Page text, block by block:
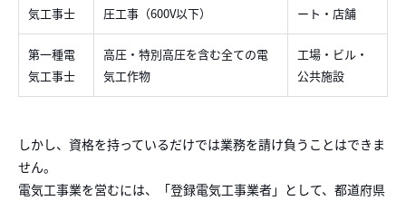
気工事士 圧工事（600V以下） ート・店舗
第一種電
気工事士
高圧・特別高圧を含む全ての電
気工作物
工場・ビル・
公共施設
しかし、資格を持っているだけでは業務を請け負うことはできま
せん。
電気工事業を営むには、「登録電気工事業者」として、都道府県